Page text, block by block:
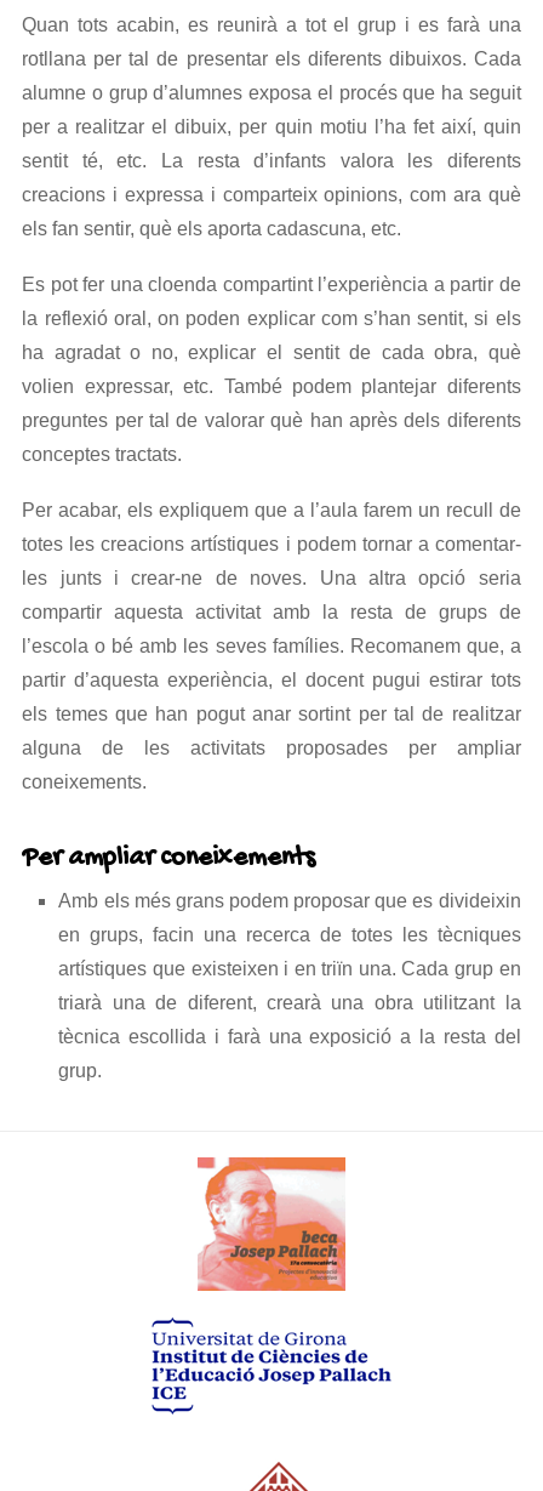
Quan tots acabin, es reunirà a tot el grup i es farà una
rotllana per tal de presentar els diferents dibuixos. Cada
alumne o grup d’alumnes exposa el procés que ha seguit
per a realitzar el dibuix, per quin motiu l’ha fet així, quin
sentit té, etc. La resta d’infants valora les diferents
creacions i expressa i comparteix opinions, com ara què
els fan sentir, què els aporta cadascuna, etc.
Es pot fer una cloenda compartint l’experiència a partir de
la reflexió oral, on poden explicar com s’han sentit, si els
ha agradat o no, explicar el sentit de cada obra, què
volien expressar, etc. També podem plantejar diferents
preguntes per tal de valorar què han après dels diferents
conceptes tractats.
Per acabar, els expliquem que a l’aula farem un recull de
totes les creacions artístiques i podem tornar a comentar-
les junts i crear-ne de noves. Una altra opció seria
compartir aquesta activitat amb la resta de grups de
l’escola o bé amb les seves famílies. Recomanem que, a
partir d’aquesta experiència, el docent pugui estirar tots
els temes que han pogut anar sortint per tal de realitzar
alguna de les activitats proposades per ampliar
coneixements.
Per ampliar coneixements
Amb els més grans podem proposar que es divideixin
en grups, facin una recerca de totes les tècniques
artístiques que existeixen i en triïn una. Cada grup en
triarà una de diferent, crearà una obra utilitzant la
tècnica escollida i farà una exposició a la resta del
grup.